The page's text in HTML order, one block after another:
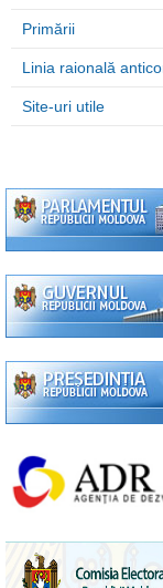
Primării
Linia raională
Site-uri utile